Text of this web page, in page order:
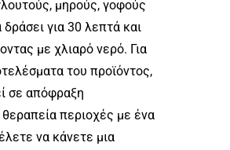
μηρούς, γοφούς
για 30 λεπτά και
με χλιαρό νερό. Για
του προϊόντος,
σε απόφραξη
περιοχές με ένα
να κάνετε μια